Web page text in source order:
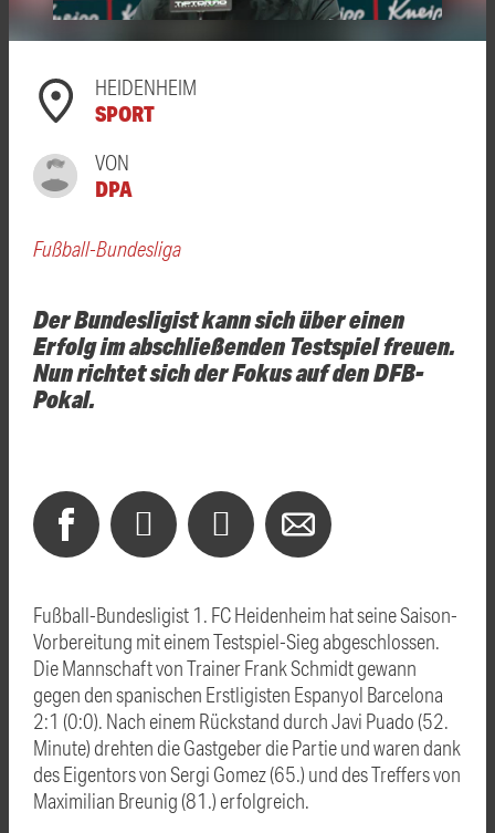
HEIDENHEIM
SPORT
VON
DPA
Fußball-Bundesliga
Der Bundesligist kann sich über einen
Erfolg im abschließenden Testspiel freuen.
Nun richtet sich der Fokus auf den DFB-
Pokal.
Fußball-Bundesligist 1. FC Heidenheim hat seine Saison-
Vorbereitung mit einem Testspiel-Sieg abgeschlossen.
Die Mannschaft von Trainer Frank Schmidt gewann
gegen den spanischen Erstligisten Espanyol Barcelona
2:1 (0:0). Nach einem Rückstand durch Javi Puado (52.
Minute) drehten die Gastgeber die Partie und waren dank
des Eigentors von Sergi Gomez (65.) und des Treffers von
Maximilian Breunig (81.) erfolgreich.